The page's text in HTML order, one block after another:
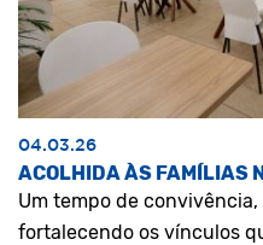
04.03.26
ACOLHIDA ÀS FAMÍLIAS
Um tempo de
fortalecendo os vínculos